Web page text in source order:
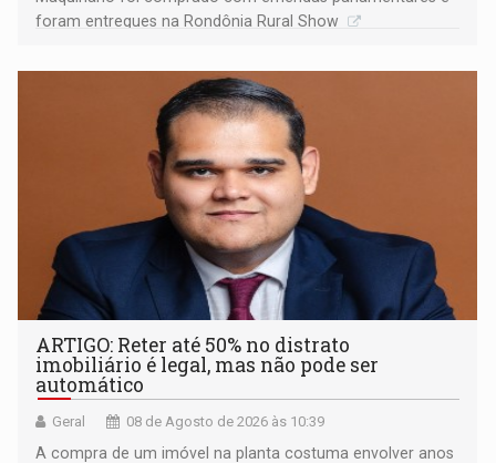
foram entregues na Rondônia Rural Show
ARTIGO: Reter até 50% no distrato
imobiliário é legal, mas não pode ser
automático
Geral 08 de Agosto de 2026 às 10:39
A compra de um imóvel na planta costuma envolver anos